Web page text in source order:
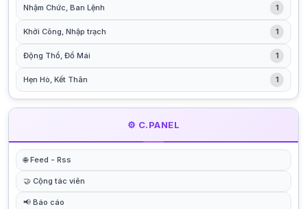
Nhậm Chức, Ban Lệnh 1
Khởi Công, Nhập trạch 1
Động Thổ, Đổ Mái 1
Hẹn Hò, Kết Thân 1
⚙️ C.PANEL
🌐 Feed - Rss
🤝 Cộng tác viên
📢 Báo cáo